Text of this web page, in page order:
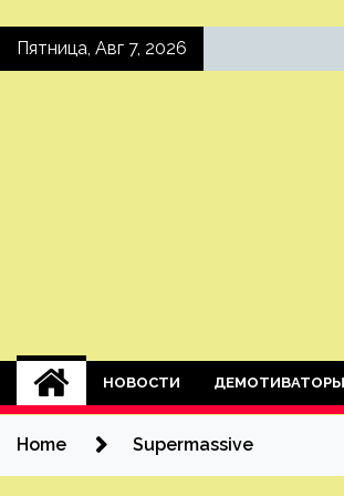
SkipПятница, Авг 7, 2026
НОВОСТИ ДЕМОТИВАТОРЫ
Home Supermassive